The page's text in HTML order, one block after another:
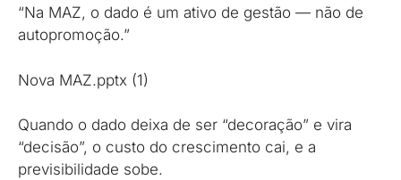
“Na MAZ, o dado é um ativo de gestão — não de
autopromoção.”
Nova MAZ.pptx (1)
Quando o dado deixa de ser “decoração” e vira
“decisão”, o custo do crescimento cai, e a
previsibilidade sobe.